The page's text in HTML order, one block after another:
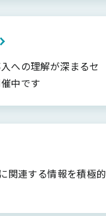
への理解が深まるセ
中です
関連する情報を積極的